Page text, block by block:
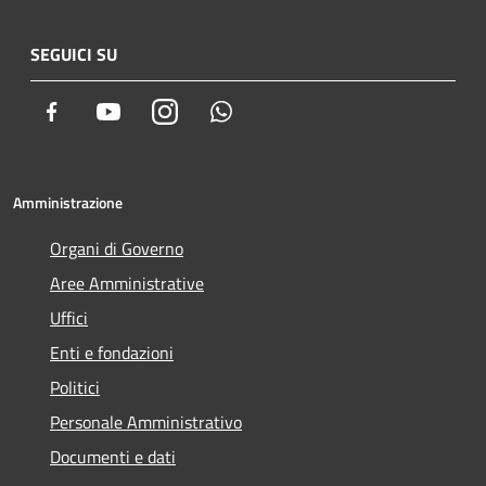
SEGUICI SU
Facebook YoutubeInstagram
Amministrazione
Organi di Governo
Aree Amministrative
Uffici
Enti e fondazioni
Politici
Personale Amministrativo
Documenti e dati